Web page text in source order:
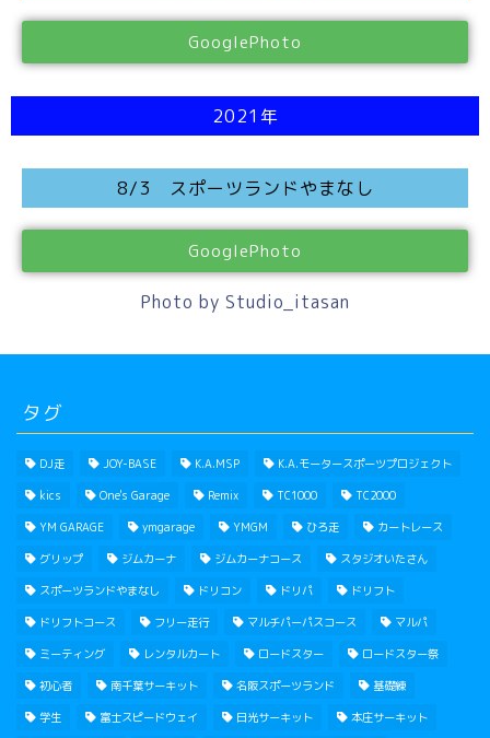
GooglePhoto
2021年
8/3 スポーツランドやまなし
GooglePhoto
Photo by Studio_itasan
タグ
DJ走 JOY-BASE K.A.MSP K.A.モータースポーツプロジェクト
kics One's Garage Remix TC1000 TC2000
YM GARAGE ymgarage YMGM ひろ走 カートレース
グリップ ジムカーナ ジムカーナコース スタジオいたさん
スポーツランドやまなし ドリコン ドリパ ドリフト
ドリフトコース フリー走行 マルチパーパスコース マルパ
ミーティング レンタルカート ロードスター ロードスター祭
初心者 南千葉サーキット 名阪スポーツランド 基礎練
学生 富士スピードウェイ 日光サーキット 本庄サーキット